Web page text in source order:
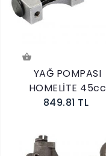
YAĞ POMPASI
HOMELİTE 45cc
849.81 TL